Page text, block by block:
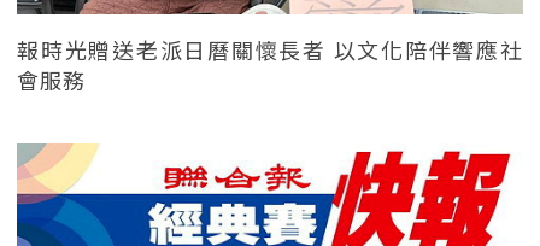
報時光贈送老派日曆關懷長者 以文化陪伴響應社
會服務